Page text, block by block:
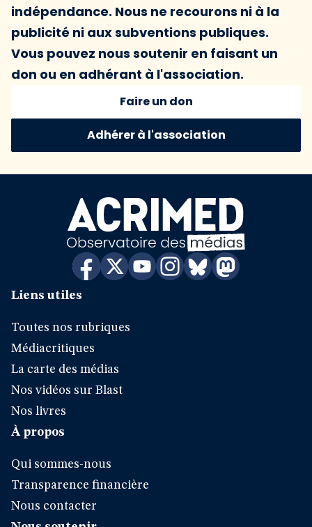
indépendance. Nous ne recourons ni à la
publicité ni aux subventions publiques.
Vous pouvez nous soutenir en faisant un
don ou en adhérant à l'association.
Faire un don
Adhérer à l'association
Liens utiles
Toutes nos rubriques
Médiacritiques
La carte des médias
Nos vidéos sur Blast
Nos livres
À propos
Qui sommes-nous
Transparence financière
Nous contacter